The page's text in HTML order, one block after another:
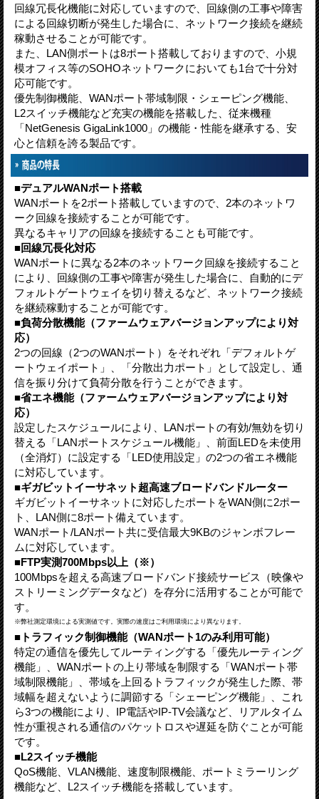
回線冗長化機能に対応していますので、回線側の工事や障害
による回線切断が発生した場合に、ネットワーク接続を継続
稼動させることが可能です。
また、LAN側ポートは8ポート搭載しておりますので、小規
模オフィス等のSOHOネットワークにおいても1台で十分対
応可能です。
優先制御機能、WANポート帯域制限・シェーピング機能、
L2スイッチ機能など充実の機能を搭載した、従来機種
「NetGenesis GigaLink1000」の機能・性能を継承する、安
心と信頼を誇る製品です。
■デュアルWANポート搭載
WANポートを2ポート搭載していますので、2本のネットワ
ーク回線を接続することが可能です。
異なるキャリアの回線を接続することも可能です。
■回線冗長化対応
WANポートに異なる2本のネットワーク回線を接続すること
により、回線側の工事や障害が発生した場合に、自動的にデ
フォルトゲートウェイを切り替えるなど、ネットワーク接続
を継続稼動することが可能です。
■負荷分散機能（ファームウェアバージョンアップにより対
応）
2つの回線（2つのWANポート）をそれぞれ「デフォルトゲ
ートウェイポート」、「分散出力ポート」として設定し、通
信を振り分けて負荷分散を行うことができます。
■省エネ機能（ファームウェアバージョンアップにより対
応）
設定したスケジュールにより、LANポートの有効/無効を切り
替える「LANポートスケジュール機能」、前面LEDを未使用
（全消灯）に設定する「LED使用設定」の2つの省エネ機能
に対応しています。
■ギガビットイーサネット超高速ブロードバンドルーター
ギガビットイーサネットに対応したポートをWAN側に2ポー
ト、LAN側に8ポート備えています。
WANポート/LANポート共に受信最大9KBのジャンボフレー
ムに対応しています。
■FTP実測700Mbps以上（※）
100Mbpsを超える高速ブロードバンド接続サービス（映像や
ストリーミングデータなど）を存分に活用することが可能で
す。
※弊社測定環境による実測値です。実際の速度はご利用環境により異なります。
■トラフィック制御機能（WANポート1のみ利用可能）
特定の通信を優先してルーティングする「優先ルーティング
機能」、WANポートの上り帯域を制限する「WANポート帯
域制限機能」、帯域を上回るトラフィックが発生した際、帯
域幅を超えないように調節する「シェーピング機能」、これ
ら3つの機能により、IP電話やIP-TV会議など、リアルタイム
性が重視される通信のパケットロスや遅延を防ぐことが可能
です。
■L2スイッチ機能
QoS機能、VLAN機能、速度制限機能、ポートミラーリング
機能など、L2スイッチ機能を搭載しています。